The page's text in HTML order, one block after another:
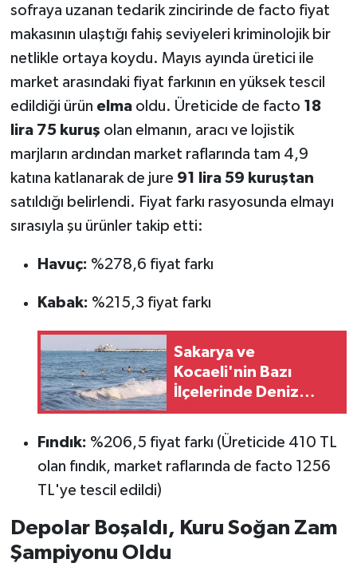
sofraya uzanan tedarik zincirinde de facto fiyat
makasının ulaştığı fahiş seviyeleri kriminolojik bir
netlikle ortaya koydu. Mayıs ayında üretici ile
market arasındaki fiyat farkının en yüksek tescil
edildiği ürün elmaoldu. Üreticide de facto 18
lira 75 kuruş olan elmanın, aracı ve lojistik
marjların ardından market raflarında tam 4,9
katına katlanarak de jure 91 lira 59 kuruştan
satıldığı belirlendi. Fiyat farkı rasyosunda elmayı
sırasıyla şu ürünler takip etti:
Havuç: %278,6 fiyat farkı
Kabak: %215,3 fiyat farkı
Sakarya ve
Kocaeli'nin Bazı
İlçelerinde Deniz
Yasağı
Fındık: %206,5 fiyat farkı (Üreticide 410 TL
olan fındık, market raflarında de facto 1256
TL'ye tescil edildi)
Depolar Boşaldı, Kuru Soğan Zam
Şampiyonu Oldu